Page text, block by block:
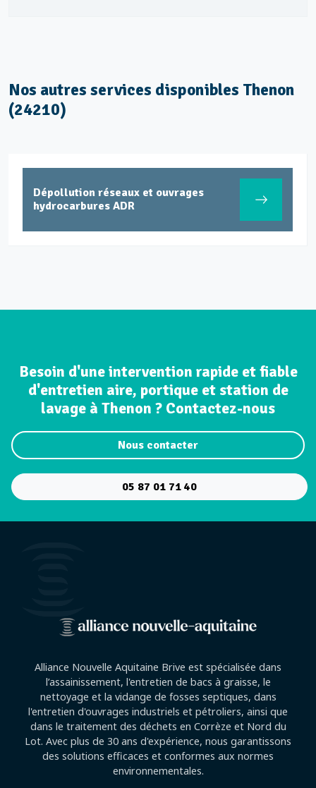
Nos autres services disponibles Thenon
(24210)
Dépollution réseaux et ouvrages
hydrocarbures ADR
Besoin d'une intervention rapide et fiable
d'entretien aire, portique et station de
lavage à Thenon ? Contactez-nous
Nous contacter
05 87 01 71 40
Alliance Nouvelle Aquitaine Brive est spécialisée dans
l’assainissement, l'entretien de bacs à graisse, le
nettoyage et la vidange de fosses septiques, dans
l'entretien d'ouvrages industriels et pétroliers, ainsi que
dans le traitement des déchets en Corrèze et Nord du
Lot. Avec plus de 30 ans d'expérience, nous garantissons
des solutions efficaces et conformes aux normes
environnementales.